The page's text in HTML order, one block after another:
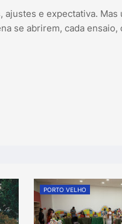
e expectativa. Mas
se abrirem, cada ensaio,
PORTO VELHO